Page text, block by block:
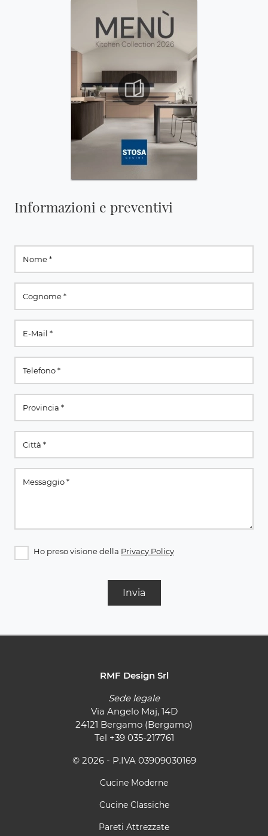
Informazioni e preventivi
Ho preso visione della Privacy Policy
Invia
RMF Design Srl
Sede legale
Via Angelo Maj, 14D
24121 Bergamo (Bergamo)
Tel +39 035-217761
© 2026 - P.IVA 03909030169
Cucine Moderne
Cucine Classiche
Pareti Attrezzate